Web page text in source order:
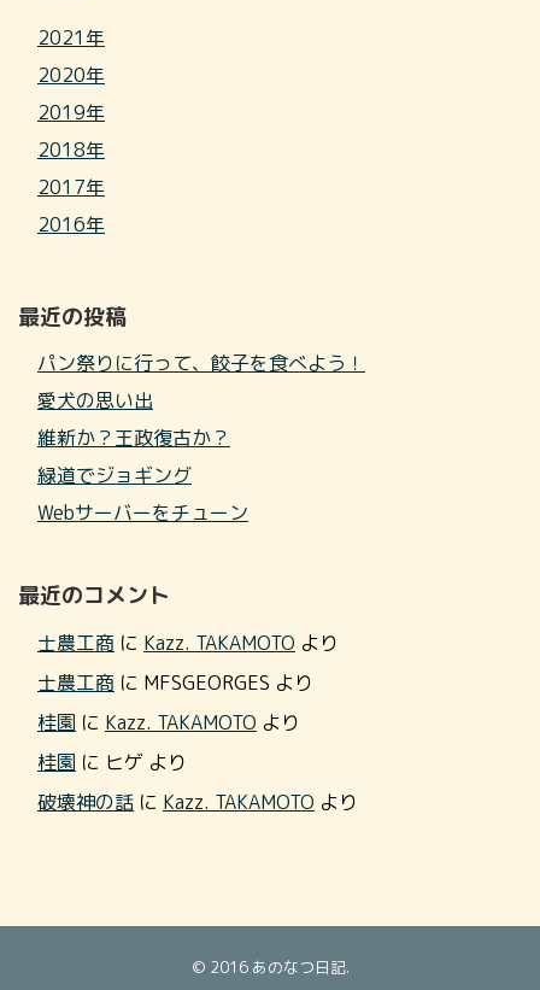
2021年
2020年
2019年
2018年
2017年
2016年
最近の投稿
パン祭りに行って、餃子を食べよう！
愛犬の思い出
維新か？王政復古か？
緑道でジョギング
Webサーバーをチューン
最近のコメント
士農工商 に Kazz. TAKAMOTO より
士農工商 に MFSGEORGES より
桂園 に Kazz. TAKAMOTO より
桂園 に ヒゲ より
破壊神の話 に Kazz. TAKAMOTO より
© 2016 あのなつ日記.